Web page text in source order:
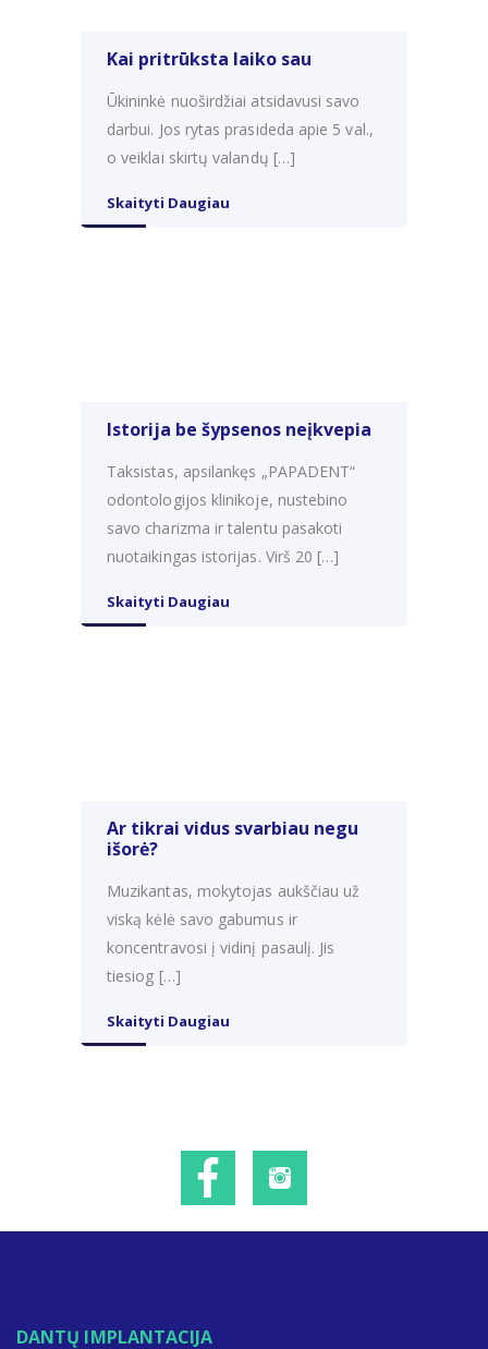
Kai pritrūksta laiko sau
Ūkininkė nuoširdžiai atsidavusi savo
darbui. Jos rytas prasideda apie 5 val.,
o veiklai skirtų valandų […]
Skaityti Daugiau
Istorija be šypsenos neįkvepia
Taksistas, apsilankęs „PAPADENT“
odontologijos klinikoje, nustebino
savo charizma ir talentu pasakoti
nuotaikingas istorijas. Virš 20 […]
Skaityti Daugiau
Ar tikrai vidus svarbiau negu
išorė?
Muzikantas, mokytojas aukščiau už
viską kėlė savo gabumus ir
koncentravosi į vidinį pasaulį. Jis
tiesiog […]
Skaityti Daugiau
DANTŲ IMPLANTACIJA